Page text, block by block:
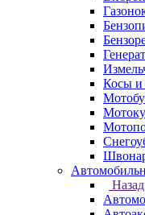
Косы и
Назад